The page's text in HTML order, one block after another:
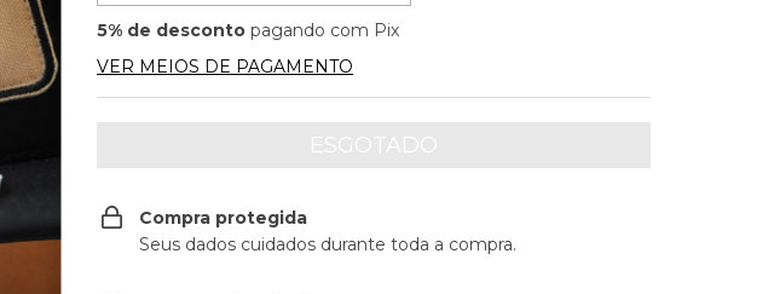
5% de desconto pagando com Pix
VER MEIOS DE PAGAMENTO
Compra protegida
Seus dados cuidados durante toda a compra.